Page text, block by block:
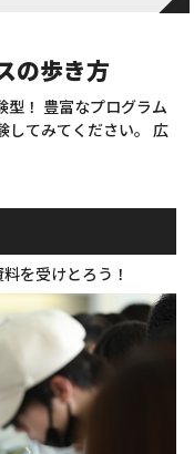
の歩き方
！ 豊富なプログラム
てみてください。
広
を受けとろう！